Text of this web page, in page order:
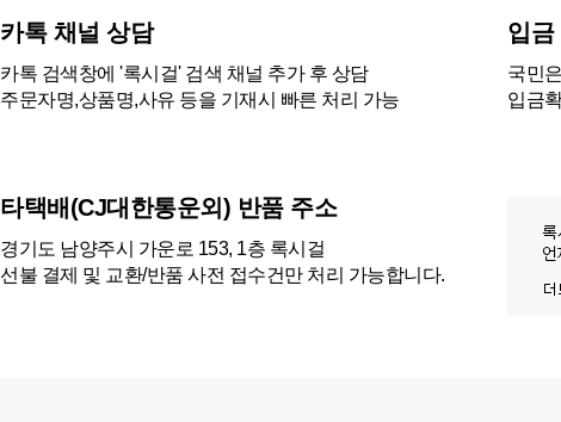
카톡 채널 상담
카톡 검색창에 '록시걸' 검색 채널 추가 후 상담
주문자명,상품명,사유 등을 기재시 빠른 처리 가능
입금
국민
입금
타택배(CJ대한통운외) 반품 주소
경기도 남양주시 가운로 153, 1층 록시걸
선불 결제 및 교환/반품 사전 접수건만 처리 가능합니다.